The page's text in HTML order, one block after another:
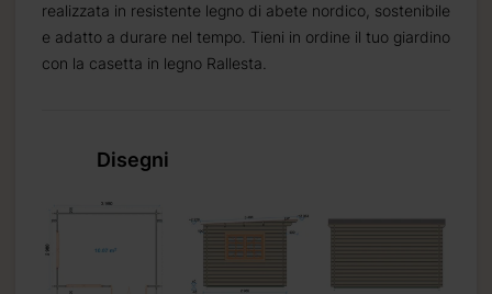
realizzata in resistente legno di abete nordico, sostenibile
e adatto a durare nel tempo. Tieni in ordine il tuo giardino
con la casetta in legno Rallesta.
Disegni